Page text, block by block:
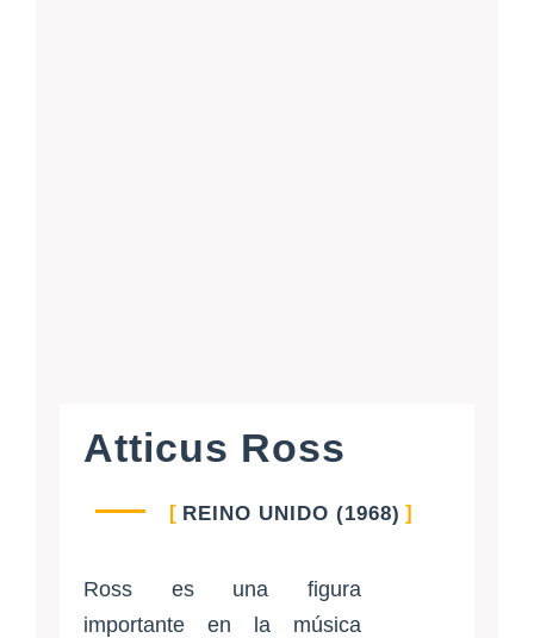
Atticus Ross
REINO UNIDO (1968)
Ross es una figura
importante en la música